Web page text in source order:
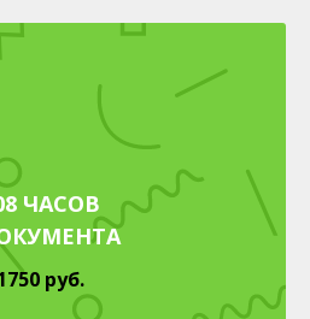
ЧАСОВ
руб.